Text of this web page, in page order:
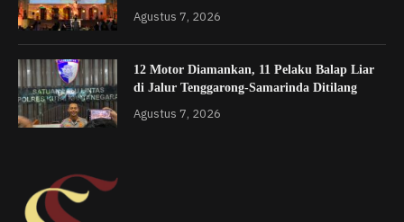
Agustus 7, 2026
12 Motor Diamankan, 11 Pelaku Balap Liar
di Jalur Tenggarong-Samarinda Ditilang
Agustus 7, 2026